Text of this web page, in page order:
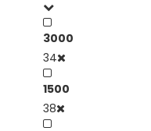
3000
34
1500
38